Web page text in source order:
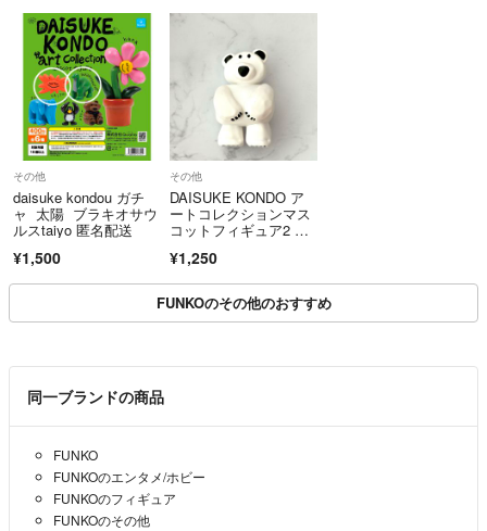
その他
daisuke kondou ガチ
ャ 太陽 ブラキオサウ
ルスtaiyo 匿名配送
¥1,500
その他
DAISUKE KONDO ア
ートコレクションマス
コットフィギュア2 し
¥1,250
FUNKOのその他のおすすめ
同一ブランドの商品
FUNKO
FUNKOのエンタメ/ホビー
FUNKOのフィギュア
FUNKOのその他